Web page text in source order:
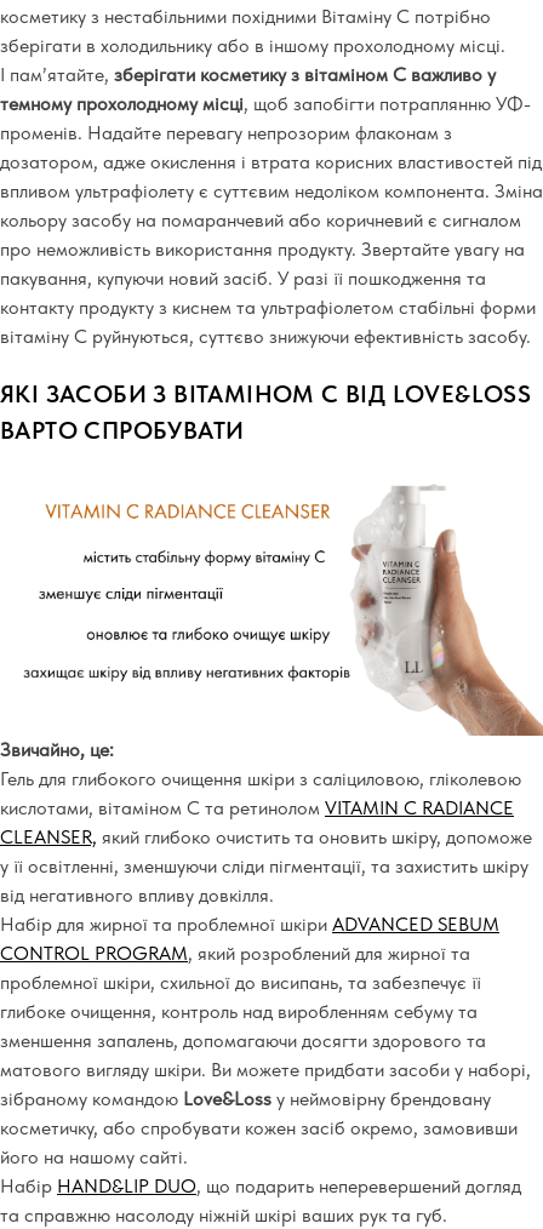
косметику з нестабільними похідними Вітаміну С потрібно
зберігати в холодильнику або в іншому прохолодному місці.
І пам’ятайте, зберігати косметику з вітаміном С важливо у
темному прохолодному місці, щоб запобігти потраплянню УФ-
променів. Надайте перевагу непрозорим флаконам з
дозатором, адже окислення і втрата корисних властивостей під
впливом ультрафіолету є суттєвим недоліком компонента. Зміна
кольору засобу на помаранчевий або коричневий є сигналом
про неможливість використання продукту. Звертайте увагу на
пакування, купуючи новий засіб. У разі її пошкодження та
контакту продукту з киснем та ультрафіолетом стабільні форми
вітаміну С руйнуються, суттєво знижуючи ефективність засобу.
ЯКІ ЗАСОБИ З ВІТАМІНОМ С ВІД LOVE&LOSS
ВАРТО СПРОБУВАТИ
Звичайно, це:
Гель для глибокого очищення шкіри з саліциловою, гліколевою
кислотами, вітаміном С та ретинолом VITAMIN C RADIANCE
CLEANSER, який глибоко очистить та оновить шкіру, допоможе
у її освітленні, зменшуючи сліди пігментації, та захистить шкіру
від негативного впливу довкілля.
Набір для жирної та проблемної шкіри ADVANCED SEBUM
CONTROL PROGRAM, який розроблений для жирної та
проблемної шкіри, схильної до висипань, та забезпечує її
глибоке очищення, контроль над виробленням себуму та
зменшення запалень, допомагаючи досягти здорового та
матового вигляду шкіри. Ви можете придбати засоби у наборі,
зібраному командою Love&Loss у неймовірну брендовану
косметичку, або спробувати кожен засіб окремо, замовивши
його на нашому сайті.
Набір HAND&LIP DUO, що подарить неперевершений догляд
та справжню насолоду ніжній шкірі ваших рук та губ.